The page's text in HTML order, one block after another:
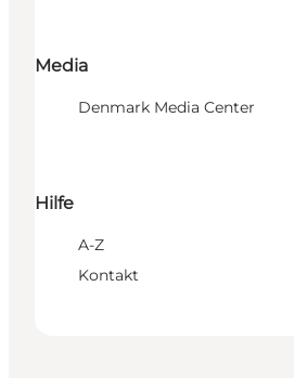
Media
Denmark Media Center
Hilfe
A-Z
Kontakt